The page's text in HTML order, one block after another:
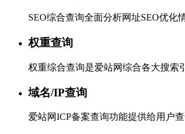
SEO综合查询全面分析网址SEO优化
权重查询
权重综合查询是爱站网综合各大搜索
域名/IP查询
爱站网ICP备案查询功能提供给用户